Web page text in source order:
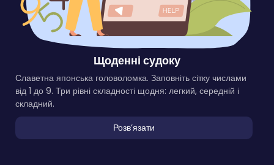
Щоденні судоку
Славетна японська головоломка. Заповніть сітку числами
від 1 до 9. Три рівні складності щодня: легкий, середній і
складний.
Розвʼязати